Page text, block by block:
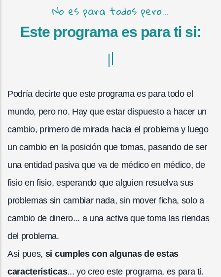
No es para todos pero...
Este programa es para ti si:
Podría decirte que este programa es para todo el
mundo, pero no. Hay que estar dispuesto a hacer un
cambio, primero de mirada hacia el problema y luego
un cambio en la posición que tomas, pasando de ser
una entidad pasiva que va de médico en médico, de
fisio en fisio, esperando que alguien resuelva sus
problemas sin cambiar nada, sin mover ficha, solo a
cambio de dinero... a una activa que toma las riendas
del problema.
Así pues, si cumples con algunas de estas
características... yo creo este programa, es para ti.